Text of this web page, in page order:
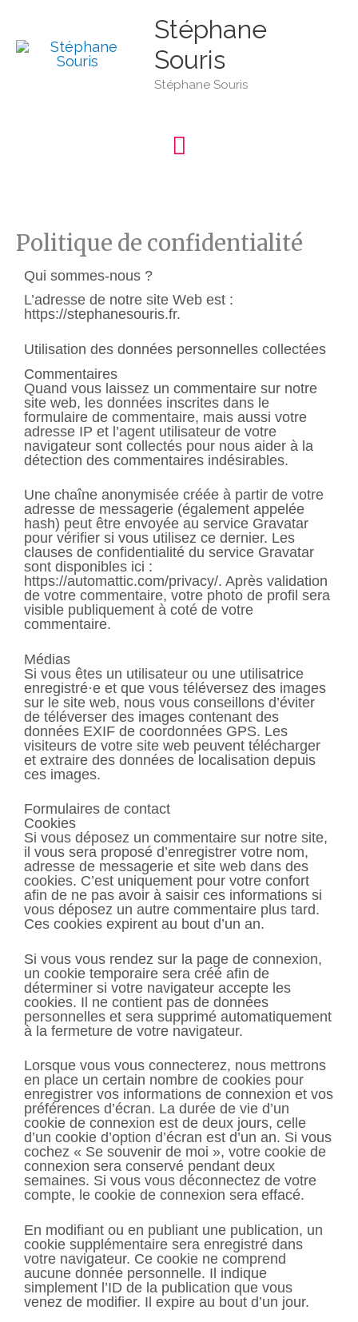
Stéphane
Souris
Stéphane Souris
Menu
principal
Politique de confidentialité
Qui sommes-nous ?
L’adresse de notre site Web est :
https://stephanesouris.fr.
Utilisation des données personnelles collectées
Commentaires
Quand vous laissez un commentaire sur notre
site web, les données inscrites dans le
formulaire de commentaire, mais aussi votre
adresse IP et l’agent utilisateur de votre
navigateur sont collectés pour nous aider à la
détection des commentaires indésirables.
Une chaîne anonymisée créée à partir de votre
adresse de messagerie (également appelée
hash) peut être envoyée au service Gravatar
pour vérifier si vous utilisez ce dernier. Les
clauses de confidentialité du service Gravatar
sont disponibles ici :
https://automattic.com/privacy/. Après validation
de votre commentaire, votre photo de profil sera
visible publiquement à coté de votre
commentaire.
Médias
Si vous êtes un utilisateur ou une utilisatrice
enregistré·e et que vous téléversez des images
sur le site web, nous vous conseillons d’éviter
de téléverser des images contenant des
données EXIF de coordonnées GPS. Les
visiteurs de votre site web peuvent télécharger
et extraire des données de localisation depuis
ces images.
Formulaires de contact
Cookies
Si vous déposez un commentaire sur notre site,
il vous sera proposé d’enregistrer votre nom,
adresse de messagerie et site web dans des
cookies. C’est uniquement pour votre confort
afin de ne pas avoir à saisir ces informations si
vous déposez un autre commentaire plus tard.
Ces cookies expirent au bout d’un an.
Si vous vous rendez sur la page de connexion,
un cookie temporaire sera créé afin de
déterminer si votre navigateur accepte les
cookies. Il ne contient pas de données
personnelles et sera supprimé automatiquement
à la fermeture de votre navigateur.
Lorsque vous vous connecterez, nous mettrons
en place un certain nombre de cookies pour
enregistrer vos informations de connexion et vos
préférences d’écran. La durée de vie d’un
cookie de connexion est de deux jours, celle
d’un cookie d’option d’écran est d’un an. Si vous
cochez « Se souvenir de moi », votre cookie de
connexion sera conservé pendant deux
semaines. Si vous vous déconnectez de votre
compte, le cookie de connexion sera effacé.
En modifiant ou en publiant une publication, un
cookie supplémentaire sera enregistré dans
votre navigateur. Ce cookie ne comprend
aucune donnée personnelle. Il indique
simplement l’ID de la publication que vous
venez de modifier. Il expire au bout d’un jour.